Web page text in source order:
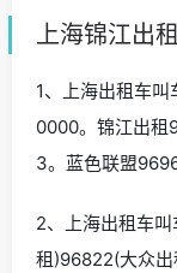
上海锦江出
1、上海出租车
0000。锦江出租
3。蓝色联盟
2、上海出租车
租)96822(大众